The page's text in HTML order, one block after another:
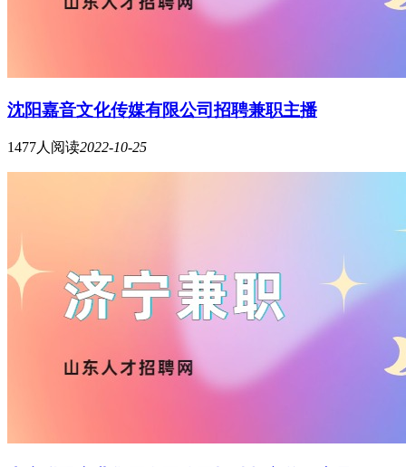
沈阳嘉音文化传媒有限公司招聘兼职主播
1477人阅读2022-10-25